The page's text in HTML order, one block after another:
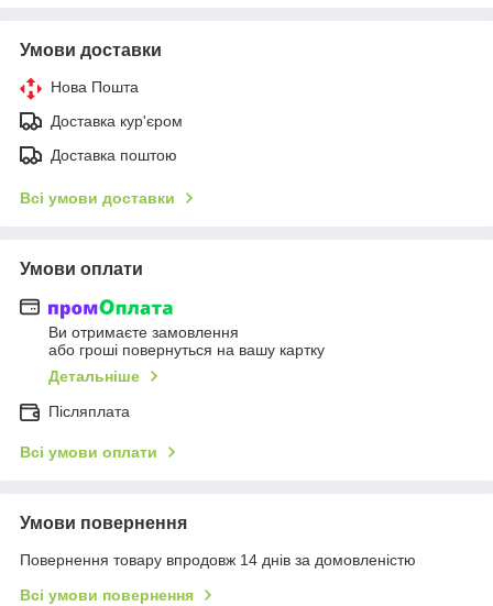
Умови доставки
Нова Пошта
Доставка кур'єром
Доставка поштою
Всі умови доставки
Умови оплати
Ви отримаєте замовлення
або гроші повернуться на вашу картку
Детальніше
Післяплата
Всі умови оплати
Умови повернення
Повернення товару впродовж 14 днів за домовленістю
Всі умови повернення